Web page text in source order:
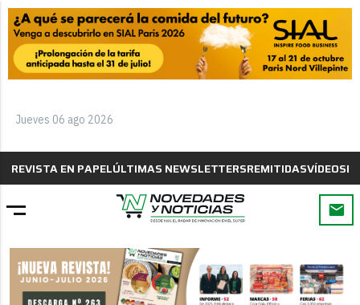
Jueves 06 ago 2026
REVISTA EN PAPELÚLTIMAS NEWSLETTERSREMITIDASVÍDEOS